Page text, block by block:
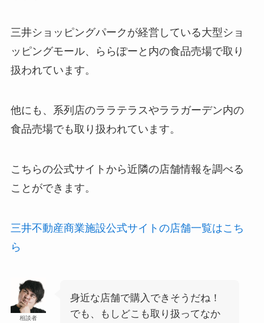
三井ショッピングパークが経営している大型ショ
ッピングモール、ららぽーと内の食品売場で取り
扱われています。
他にも、系列店のララテラスやララガーデン内の
食品売場でも取り扱われています。
こちらの公式サイトから近隣の店舗情報を調べる
ことができます。
三井不動産商業施設公式サイトの店舗一覧はこち
ら
相談者
身近な店舗で購入できそうだね！
でも、もしどこも取り扱ってなか